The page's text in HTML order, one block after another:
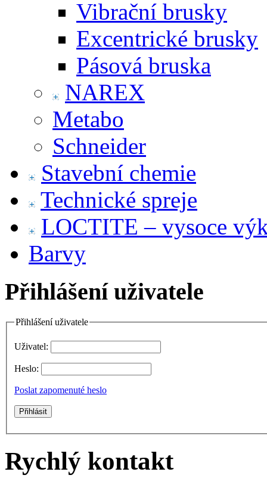
Vibrační brusky
Excentrické brusky
Pásová bruska
NAREX
Metabo
Schneider
Stavební chemie
Technické spreje
LOCTITE – vysoce
Barvy
Přihlášení uživatele
Přihlášení uživatele
Uživatel:
Heslo:
Poslat zapomenuté heslo
Rychlý kontakt